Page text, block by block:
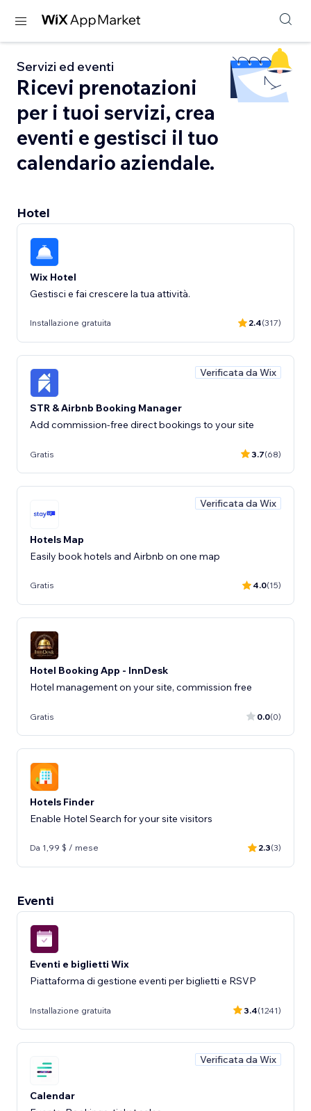
Servizi ed eventi
Ricevi prenotazioni
per i tuoi servizi, crea
eventi e gestisci il tuo
calendario aziendale.
Hotel
Wix Hotel
Gestisci e fai crescere la tua attività.
Installazione gratuita 2.4(317)
Verificata da Wix
STR & Airbnb Booking Manager
Add commission-free direct bookings to your site
Gratis 3.7(68)
Verificata da Wix
Hotels Map
Easily book hotels and Airbnb on one map
Gratis 4.0(15)
Hotel Booking App - InnDesk
Hotel management on your site, commission free
Gratis 0.0(0)
Hotels Finder
Enable Hotel Search for your site visitors
Da 1,99 $ / mese 2.3(3)
Eventi
Eventi e biglietti Wix
Piattaforma di gestione eventi per biglietti e RSVP
Installazione gratuita 3.4(1241)
Verificata da Wix
Calendar